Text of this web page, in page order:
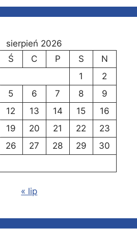
sierpień 2026
Ś C P S
N
1
2
5 6 7 8
9
12 13 14 15
16
19 20 21 22
23
26 27 28 29
30
« lip